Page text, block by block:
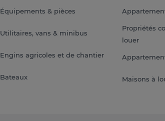
Équipements & pièces
Utilitaires, vans & minibus
Engins agricoles et de chantier
Bateaux
Propriétés
louer
Maisons à